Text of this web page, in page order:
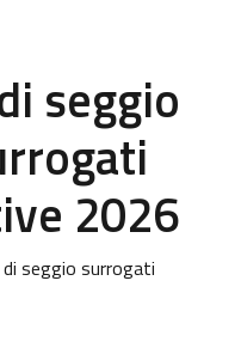
seggio
2026
seggio surrogati